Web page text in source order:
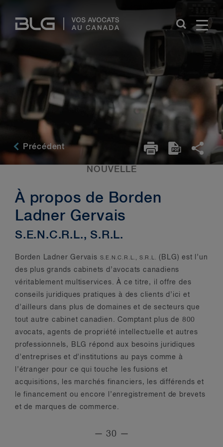
Links
Précédent
NOUVELLE
À propos de Borden
Ladner Gervais
S.E.N.C.R.L., S.R.L.
Borden Ladner Gervais S.E.N.C.R.L., S.R.L. (BLG) est l’un
des plus grands cabinets d’avocats canadiens
véritablement multiservices. À ce titre, il offre des
conseils juridiques pratiques à des clients d’ici et
d’ailleurs dans plus de domaines et de secteurs que
tout autre cabinet canadien. Comptant plus de 800
avocats, agents de propriété intellectuelle et autres
professionnels, BLG répond aux besoins juridiques
d’entreprises et d’institutions au pays comme à
l’étranger pour ce qui touche les fusions et
acquisitions, les marchés financiers, les différends et
le financement ou encore l’enregistrement de brevets
et de marques de commerce.
— 30 —